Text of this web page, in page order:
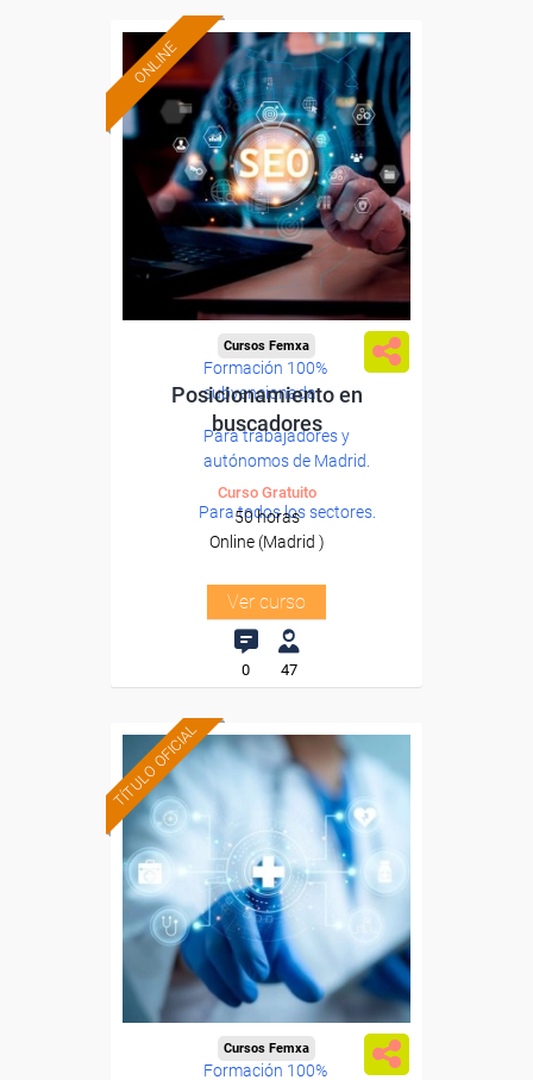
ONLINE
Formación 100%
subvencionada.
Para trabajadores y
autónomos de Madrid.
Para todos los sectores.
Cursos Femxa
Posicionamiento en
buscadores
Curso Gratuito
50 horas
Online (Madrid )
Ver curso
0 47
TÍTULO OFICIAL
Formación 100%
Cursos Femxa